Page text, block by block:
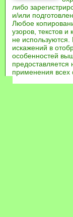
либо
и/или
Любое
узоров, текстов
не используются.
искажений в
особенностей
применения всех